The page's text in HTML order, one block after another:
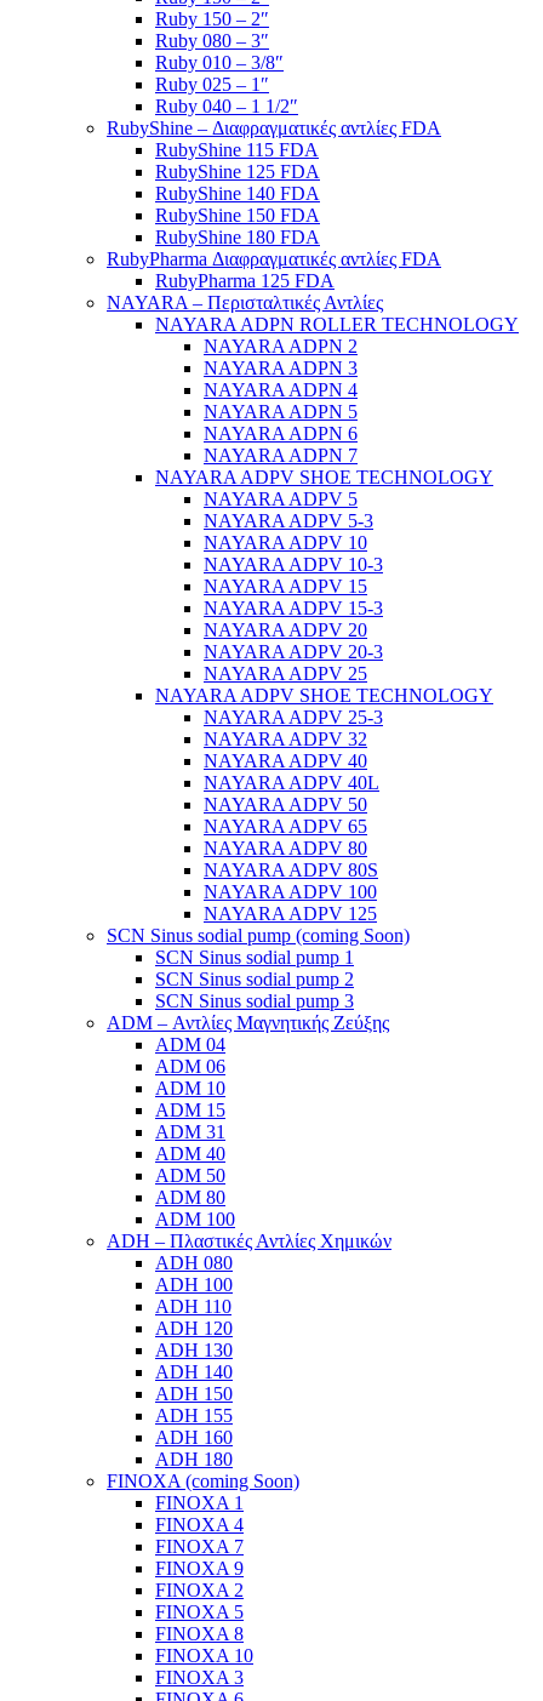
Ruby 150 – 2″
Ruby 080 – 3″
Ruby 010 – 3/8″
Ruby 025 – 1″
Ruby 040 – 1 1/2″
RubyShine – Διαφραγματικές αντλίες FDA
RubyShine 115 FDA
RubyShine 125 FDA
RubyShine 140 FDA
RubyShine 150 FDA
RubyShine 180 FDA
RubyPharma Διαφραγματικές αντλίες FDA
RubyPharma 125 FDA
NAYARA – Περισταλτικές Αντλίες
NAYARA ADPN ROLLER TECHNOLOGY
NAYARA ADPN 2
NAYARA ADPN 3
NAYARA ADPN 4
NAYARA ADPN 5
NAYARA ADPN 6
NAYARA ADPN 7
NAYARA ADPV SHOE TECHNOLOGY
NAYARA ADPV 5
NAYARA ADPV 5-3
NAYARA ADPV 10
NAYARA ADPV 10-3
NAYARA ADPV 15
NAYARA ADPV 15-3
NAYARA ADPV 20
NAYARA ADPV 20-3
NAYARA ADPV 25
NAYARA ADPV SHOE TECHNOLOGY
NAYARA ADPV 25-3
NAYARA ADPV 32
NAYARA ADPV 40
NAYARA ADPV 40L
NAYARA ADPV 50
NAYARA ADPV 65
NAYARA ADPV 80
NAYARA ADPV 80S
NAYARA ADPV 100
NAYARA ADPV 125
SCN Sinus sodial pump (coming Soon)
SCN Sinus sodial pump 1
SCN Sinus sodial pump 2
SCN Sinus sodial pump 3
ADM – Αντλίες Μαγνητικής Ζεύξης
ADM 04
ADM 06
ADM 10
ADM 15
ADM 31
ADM 40
ADM 50
ADM 80
ADM 100
ADH – Πλαστικές Αντλίες Χημικών
ADH 080
ADH 100
ADH 110
ADH 120
ADH 130
ADH 140
ADH 150
ADH 155
ADH 160
ADH 180
FINOXA (coming Soon)
FINOXA 1
FINOXA 4
FINOXA 7
FINOXA 9
FINOXA 2
FINOXA 5
FINOXA 8
FINOXA 10
FINOXA 3